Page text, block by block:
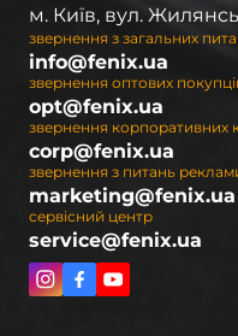
м. Київ, вул.
звернення з загальних
info@fenix.ua
звернення оптових
opt@fenix.ua
звернення корпоративних
corp@fenix.ua
звернення з питань
marketing@fenix.ua
сервісний центр
service@fenix.ua